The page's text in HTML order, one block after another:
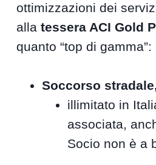
ottimizzazioni dei
allatessera ACI Gold
quanto “top di gamma”:
Soccorso
illimitato in
associata,
Socio non è a